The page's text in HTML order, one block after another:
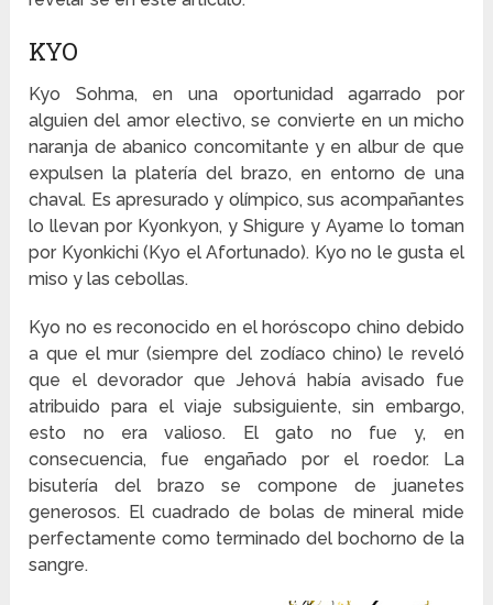
KYO
Kyo Sohma, en una oportunidad agarrado por
alguien del amor electivo, se convierte en un micho
naranja de abanico concomitante y en albur de que
expulsen la platería del brazo, en entorno de una
chaval. Es apresurado y olímpico, sus acompañantes
lo llevan por Kyonkyon, y Shigure y Ayame lo toman
por Kyonkichi (Kyo el Afortunado). Kyo no le gusta el
miso y las cebollas.
Kyo no es reconocido en el horóscopo chino debido
a que el mur (siempre del zodíaco chino) le reveló
que el devorador que Jehová había avisado fue
atribuido para el viaje subsiguiente, sin embargo,
esto no era valioso. El gato no fue y, en
consecuencia, fue engañado por el roedor. La
bisutería del brazo se compone de juanetes
generosos. El cuadrado de bolas de mineral mide
perfectamente como terminado del bochorno de la
sangre.